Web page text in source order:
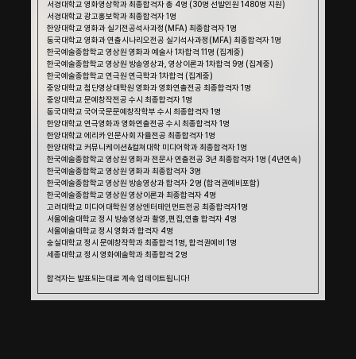
서경대학교 영화영상학과 최종합격자 총 4명 (30명 선발인원 1480명 지원)
서경대학교 광고홍보학과 최종합격자 1명
한양대학교 영화과 실기전공석사과정(MFA) 최종합격자 1명
동국대학교 영화과 연출시나리오전공 실기석사과정(MFA) 최종합격자 1명
한국예술종합학교 영상원 영화과 예술사 1차합격 11명 (집계중)
한국예술종합학교 영상원 방송영상과, 영상이론과 1차합격 9명 (집계중)
한국예술종합학교 연극원 연극학과 1차합격 (집계중)
중앙대학교 첨단영상대학원 영화과 영화연출전공 최종합격자 1명
중앙대학교 문예창작전공 수시 최종합격자 1명
동국대학교 국어국문문예창작학부 수시 최종합격자 1명
한양대학교 연극영화과 영화연출전공 수시 최종합격자 1명
한양대학교 에리카 인문사회 자율전공 최종합격자 1명
한양대학교 커뮤니케이션&컬쳐대학 미디어학과 최종합격자 1명
한국예술종합학교 영상원 영화과 전문사 연출전공 3년 최종합격자 1명 (4년연속)
한국예술종합학교 영상원 영화과 최종합격자 3명
한국예술종합학교 영상원 방송영상과 합격자 2명 (합격권예비포함)
한국예술종합학교 영상원 영상이론과 최종합격자 4명
고려대학교 미디어대학원 영상엔터테인먼트전공 최종합격자1명
서울예술대학교 정시 방송영상과 촬영,편집,연출 합격자 4명
서울예술대학교 정시 영화과 합격자 4명
숭실대학교 정시 문예창작학과 최종합격 1명, 합격권예비 1명
세종대학교 정시 영화예술학과 최종합격 2명
합격자는 발표되는대로 계속 업데이트됩니다!